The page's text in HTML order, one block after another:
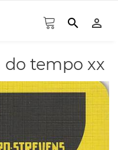
search person_outline
do tempo xx